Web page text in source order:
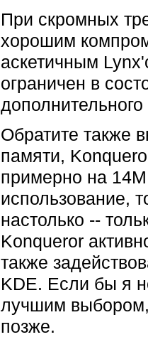
При скромных
хорошим
аскетичным
ограничен в
Обратите также
памяти,
примерно на
использование,
настолько --
Konqueror
также
KDE. Если бы я
лучшим
позже.